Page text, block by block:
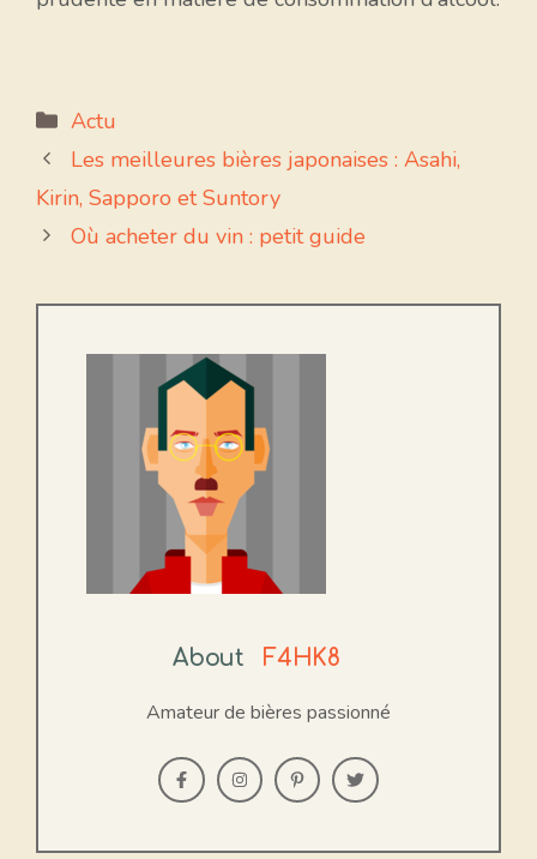
Catégories
Actu
Les meilleures bières japonaises : Asahi,
Kirin, Sapporo et Suntory
Où acheter du vin : petit guide
About F4HK8
Amateur de bières passionné